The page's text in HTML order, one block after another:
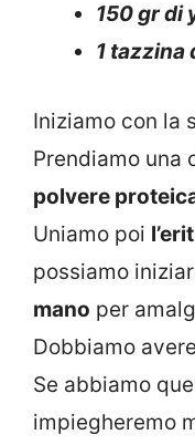
150 gr di
1 tazzina
Iniziamo con la
Prendiamo una
polvere
Uniamo poi
possiamo
mano per
Dobbiamo
Se abbiamo
impiegheremo